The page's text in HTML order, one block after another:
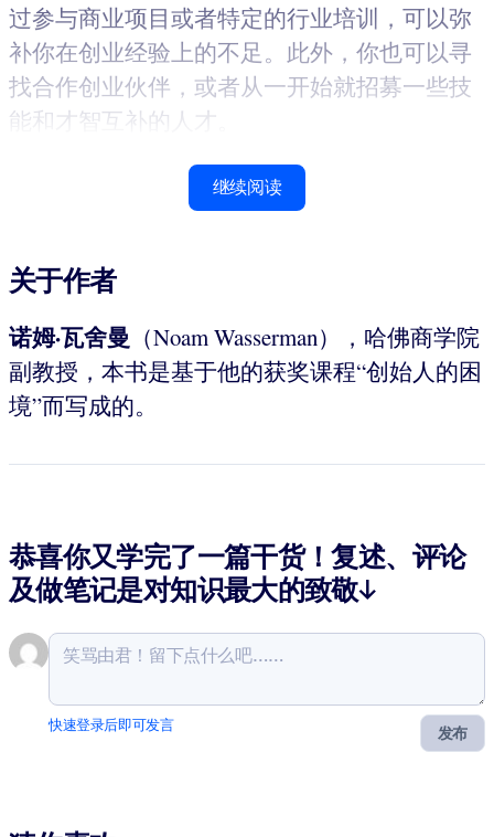
过参与商业项目或者特定的行业培训，可以弥
补你在创业经验上的不足。此外，你也可以寻
找合作创业伙伴，或者从一开始就招募一些技
能和才智互补的人才。
继续阅读
关于作者
诺姆·瓦舍曼 （Noam Wasserman），哈佛商学院
副教授，本书是基于他的获奖课程“创始人的困
境”而写成的。
恭喜你又学完了一篇干货！复述、评论
及做笔记是对知识最大的致敬↓
发布
快速登录后即可发言